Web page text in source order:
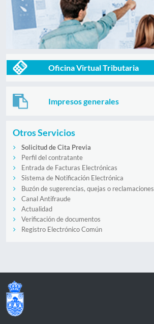
Oficina Virtual Tributaria
Impresos generales
Otros Servicios
Solicitud de Cita Previa
Perfil del contratante
Entrada de Facturas Electrónicas
Sistema de Notificación Electrónica
Buzón de sugerencias, quejas o reclamaciones
Canal Antifraude
Actualidad
Verificación de documentos
Registro Electrónico Común